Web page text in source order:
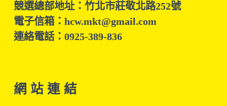
競選總部地址：竹北市莊敬北路252號
電子信箱：hcw.mkt@gmail.com
連絡電話：0925-389-836
網 站 連 結